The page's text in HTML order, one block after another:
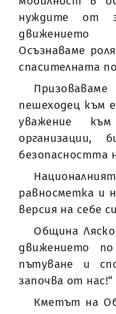
нуждите от
движението
Осъзнаваме
спасителната
пешеходец към
уважение
организации,
безопасността
равносметка и
версия на себе
Община
движението
пътуване и
започва от нас!“
Кметът на